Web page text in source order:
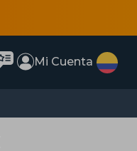
Mi Cuenta